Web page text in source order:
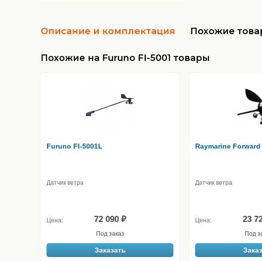
Описание и комплектация Похожие
Похожие на Furuno FI-5001 товары
Furuno FI-5001L
Датчик ветра
Цена: 72 090 ₽
Под заказ
Заказать
Raymarine
Датчик ветра
Цена: 23
Под